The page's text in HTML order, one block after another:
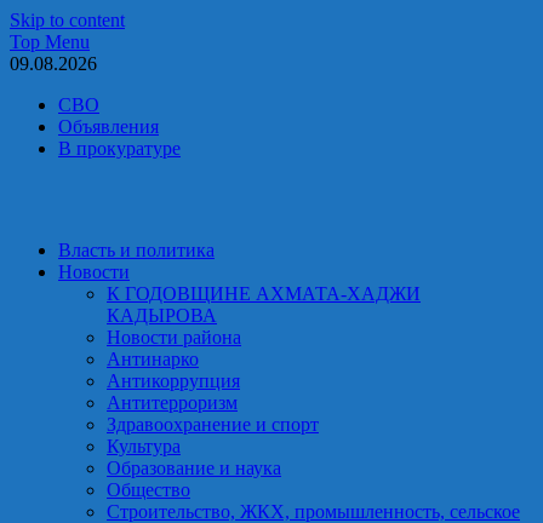
Skip to content
Top Menu
09.08.2026
СВО
Объявления
В прокуратуре
Власть и политика
Новости
К ГОДОВЩИНЕ АХМАТА-ХАДЖИ
КАДЫРОВА
Новости района
Антинарко
Антикоррупция
Антитерроризм
Здравоохранение и спорт
Культура
Образование и наука
Общество
Строительство, ЖКХ, промышленность, сельское